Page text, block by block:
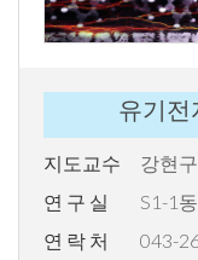
유기전
지도교수
강현
연 구 실
S1-1
연 락 처
043-